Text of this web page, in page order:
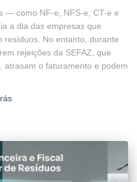
— como NF-e, NFS-e, CT-e e
a dia das empresas que
resíduos. No entanto, durante
rejeições da SEFAZ, que
atrasam o faturamento e podem